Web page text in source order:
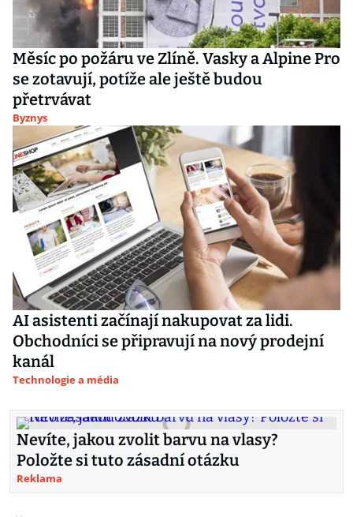
Měsíc po požáru ve Zlíně. Vasky a Alpine Pro
se zotavují, potíže ale ještě budou
přetrvávat
Byznys
AI asistenti začínají nakupovat za lidi.
Obchodníci se připravují na nový prodejní
kanál
Technologie a média
Nevíte, jakou zvolit barvu na vlasy?
Položte si tuto zásadní otázku
Reklama